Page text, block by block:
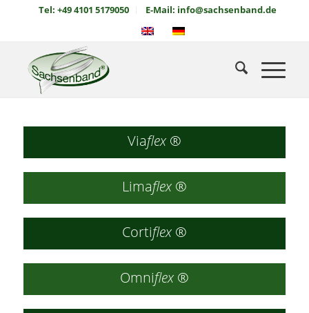
Tel: +49 4101 5179050 E-Mail: info@sachsenband.de
Viaflex®
Limaflex®
Cortiflex®
Omniflex®